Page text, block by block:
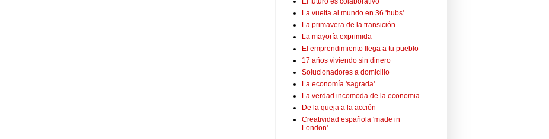
La vuelta al mundo en 36 'hubs'
La primavera de la transición
La mayoría exprimida
El emprendimiento llega a tu pueblo
17 años viviendo sin dinero
Solucionadores a domicilio
La economía 'sagrada'
La verdad incomoda de la economia
De la queja a la acción
Creatividad española 'made in
London'